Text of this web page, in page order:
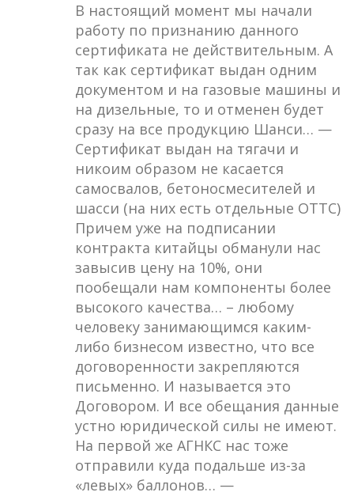
В настоящий момент мы начали
работу по признанию данного
сертификата не действительным. А
так как сертификат выдан одним
документом и на газовые машины и
на дизельные, то и отменен будет
сразу на все продукцию Шанси… —
Сертификат выдан на тягачи и
никоим образом не касается
самосвалов, бетоносмесителей и
шасси (на них есть отдельные ОТТС)
Причем уже на подписании
контракта китайцы обманули нас
завысив цену на 10%, они
пообещали нам компоненты более
высокого качества… – любому
человеку занимающимся каким-
либо бизнесом известно, что все
договоренности закрепляются
письменно. И называется это
Договором. И все обещания данные
устно юридической силы не имеют.
На первой же АГНКС нас тоже
отправили куда подальше из-за
«левых» баллонов… —